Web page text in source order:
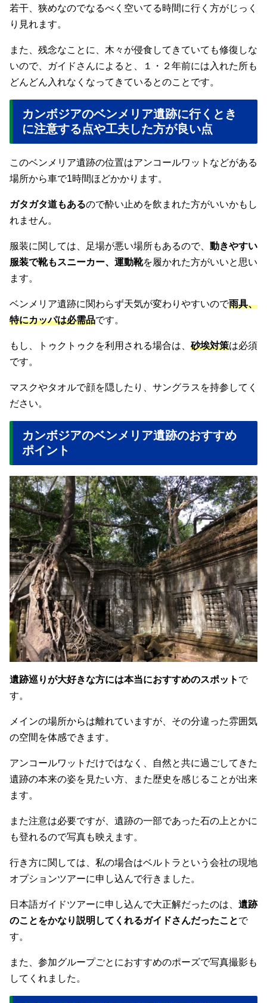
若干、狭めなのでなるべく空いてる時間に行く方がじっく
り見れます。
また、残念なことに、木々が侵食してきていても修復しな
いので、ガイドさんによると、１・２年前には入れた所も
どんどん入れなくなってきているとのことです。
カンボジアのベンメリア遺跡に行くとき
に注意する点や工夫した方が良い点
このベンメリア遺跡の位置はアンコールワットなどがある
場所から車で1時間ほどかかります。
ガタガタ道もあるので酔い止めを飲まれた方がいいかもし
れません。
服装に関しては、足場が悪い場所もあるので、 動きやすい
服装で靴もスニーカー、運動靴を履かれた方がいいと思い
ます。
ベンメリア遺跡に関わらず天気が変わりやすいので雨具、
特にカッパは必需品です。
もし、トゥクトゥクを利用される場合は、 砂埃対策は必須
です。
マスクやタオルで顔を隠したり、サングラスを持参してく
ださい。
カンボジアのベンメリア遺跡のおすすめ
ポイント
遺跡巡りが大好きな方には本当におすすめのスポット で
す。
メインの場所からは離れていますが、その分違った雰囲気
の空間を体感できます。
アンコールワットだけではなく、自然と共に過ごしてきた
遺跡の本来の姿を見たい方、また歴史を感じることが出来
ます。
また注意は必要ですが、遺跡の一部であった石の上とかに
も登れるので写真も映えます。
行き方に関しては、私の場合はベルトラという会社の現地
オプションツアーに申し込んで行きました。
日本語ガイドツアーに申し込んで大正解だったのは、 遺跡
のことをかなり説明してくれるガイドさんだったことで
す。
また、参加グループごとにおすすめのポーズで写真撮影も
してくれました。